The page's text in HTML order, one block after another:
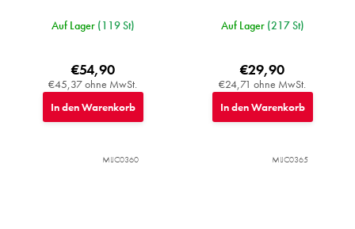
Auf Lager (119 St)
€45,37 ohne MwSt.
€54,90
In den Warenkorb
Auf Lager (217 St)
€24,71 ohne MwSt.
€29,90
In den Warenkorb
MIJC0360 MIJC0365